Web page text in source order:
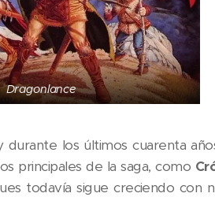
Dragonlance
durante los últimos cuarenta
principales de la saga, como
todavía sigue creciendo con